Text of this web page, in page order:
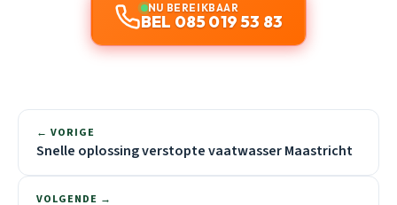
NU BEREIKBAAR
BEL 085 019 53 83
← VORIGE
Snelle oplossing verstopte vaatwasser Maastricht
VOLGENDE →